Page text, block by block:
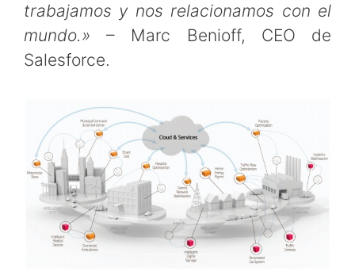
trabajamos y nos relacionamos con el
mundo.» – Marc Benioff, CEO de
Salesforce.